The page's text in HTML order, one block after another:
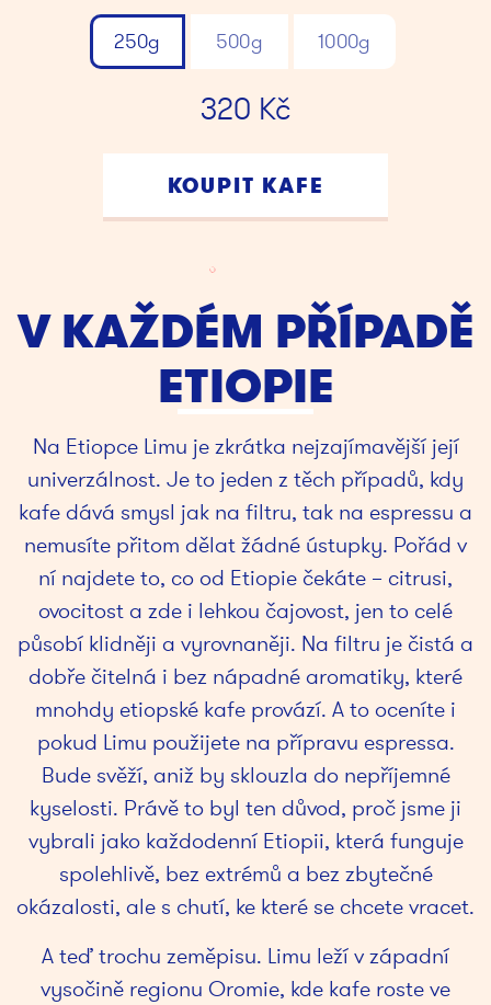
250g 500g 1000g
320 Kč
KOUPIT KAFE
V KAŽDÉM PŘÍPADĚ
ETIOPIE
Na Etiopce Limu je zkrátka nejzajímavější její
univerzálnost. Je to jeden z těch případů, kdy
kafe dává smysl jak na filtru, tak na espressu a
nemusíte přitom dělat žádné ústupky. Pořád v
ní najdete to, co od Etiopie čekáte – citrusi,
ovocitost a zde i lehkou čajovost, jen to celé
působí klidněji a vyrovnaněji. Na filtru je čistá a
dobře čitelná i bez nápadné aromatiky, které
mnohdy etiopské kafe provází. A to oceníte i
pokud Limu použijete na přípravu espressa.
Bude svěží, aniž by sklouzla do nepříjemné
kyselosti. Právě to byl ten důvod, proč jsme ji
vybrali jako každodenní Etiopii, která funguje
spolehlivě, bez extrémů a bez zbytečné
okázalosti, ale s chutí, ke které se chcete vracet.
A teď trochu zeměpisu. Limu leží v západní
vysočině regionu Oromie, kde kafe roste ve